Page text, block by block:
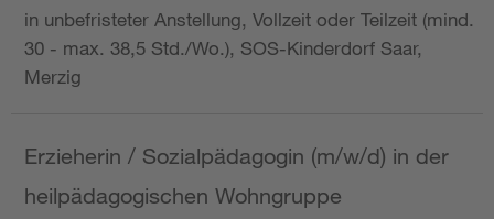
in unbefristeter Anstellung, Vollzeit oder Teilzeit (mind.
30 - max. 38,5 Std./Wo.), SOS-Kinderdorf Saar,
Merzig
Erzieherin / Sozialpädagogin (m/w/d) in der
heilpädagogischen Wohngruppe